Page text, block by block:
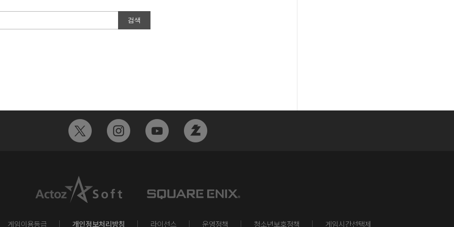
게임이용등급 개인정보처리방침 라이선스 운영정책 청소년보호정책 게임시간선택제